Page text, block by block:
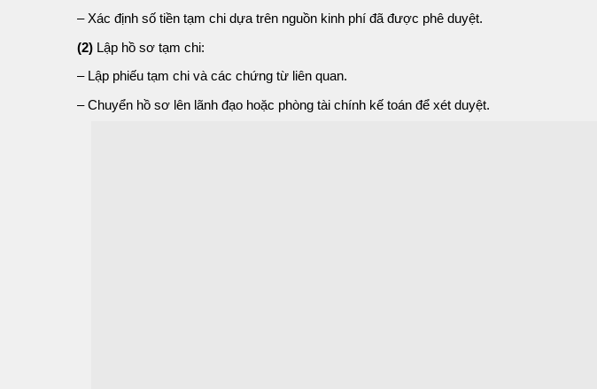
– Xác định số tiền tạm chi dựa trên nguồn kinh phí đã được phê duyệt.
(2) Lập hồ sơ tạm chi:
– Lập phiếu tạm chi và các chứng từ liên quan.
– Chuyển hồ sơ lên lãnh đạo hoặc phòng tài chính kế toán để xét duyệt.